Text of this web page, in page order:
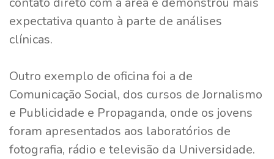
expectativa quanto à parte de análises
clínicas.
Outro exemplo de oficina foi a de
Comunicação Social, dos cursos de Jornalismo
e Publicidade e Propaganda, onde os jovens
foram apresentados aos laboratórios de
fotografia, rádio e televisão da Universidade.